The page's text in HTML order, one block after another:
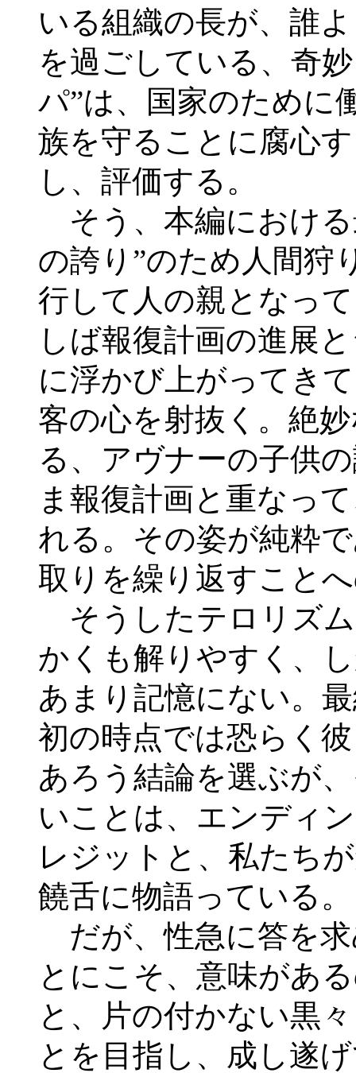
いる組織の長が、誰
を過ごしている、奇
パ”は、国家のために
族を守ることに腐心
し、評価する。
そう、本編における
の誇り”のため人間狩
行して人の親となっ
しば報復計画の進展
に浮かび上がってき
客の心を射抜く。絶
る、アヴナーの子供
ま報復計画と重なっ
れる。その姿が純粋
取りを繰り返すこと
そうしたテロリズ
かくも解りやすく、
あまり記憶にない。
初の時点では恐らく
あろう結論を選ぶが
いことは、エンディ
レジットと、私たち
饒舌に物語っている。
だが、性急に答を
とにこそ、意味があ
と、片の付かない黒
とを目指し、成し遂